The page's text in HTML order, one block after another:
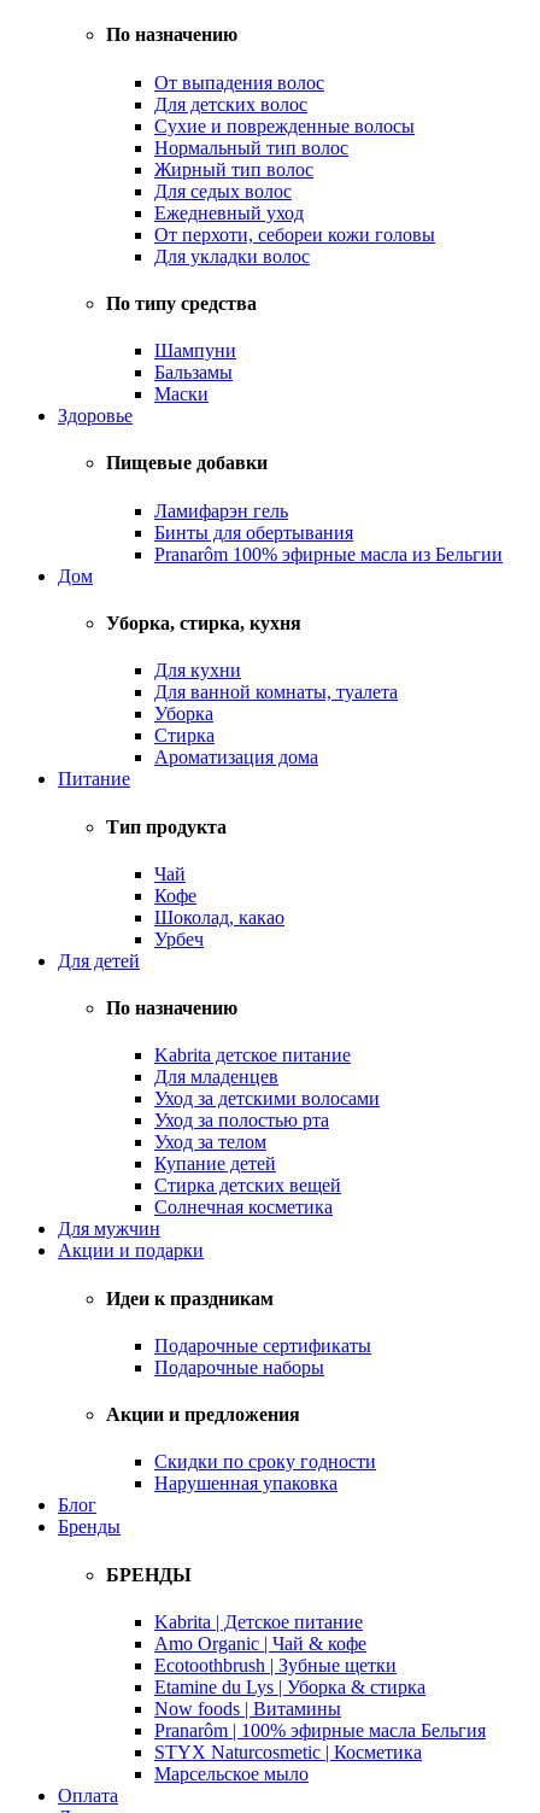
По назначению
От выпадения волос
Для детских волос
Сухие и поврежденные волосы
Нормальный тип волос
Жирный тип волос
Для седых волос
Ежедневный уход
От перхоти, себореи кожи головы
Для укладки волос
По типу средства
Шампуни
Бальзамы
Маски
Здоровье
Пищевые добавки
Ламифарэн гель
Бинты для обертывания
Pranarôm 100% эфирные масла из Бельгии
Дом
Уборка, стирка, кухня
Для кухни
Для ванной комнаты, туалета
Уборка
Стирка
Ароматизация дома
Питание
Тип продукта
Чай
Кофе
Шоколад, какао
Урбеч
Для детей
По назначению
Kabrita детское питание
Для младенцев
Уход за детскими волосами
Уход за полостью рта
Уход за телом
Купание детей
Стирка детских вещей
Солнечная косметика
Для мужчин
Акции и подарки
Идеи к праздникам
Подарочные сертификаты
Подарочные наборы
Акции и предложения
Скидки по сроку годности
Нарушенная упаковка
Блог
Бренды
БРЕНДЫ
Kabrita | Детское питание
Amo Organic | Чай & кофе
Ecotoothbrush | Зубные щетки
Etamine du Lys | Уборка & стирка
Now foods | Витамины
Pranarôm | 100% эфирные масла Бельгия
STYX Naturcosmetic | Косметика
Марсельское мыло
Оплата